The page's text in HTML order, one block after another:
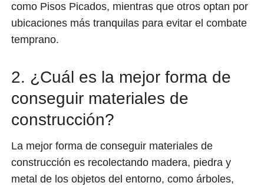
como Pisos Picados, mientras que otros optan por
ubicaciones más tranquilas para evitar el combate
temprano.
2. ¿Cuál es la mejor forma de
conseguir materiales de
construcción?
La mejor forma de conseguir materiales de
construcción es recolectando madera, piedra y
metal de los objetos del entorno, como árboles,